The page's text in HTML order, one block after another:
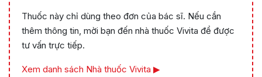
Thuốc này chỉ dùng theo đơn của bác sĩ. Nếu cần
thêm thông tin, mời bạn đến nhà thuốc Vivita để được
tư vấn trực tiếp.
Xem danh sách Nhà thuốc Vivita ▶